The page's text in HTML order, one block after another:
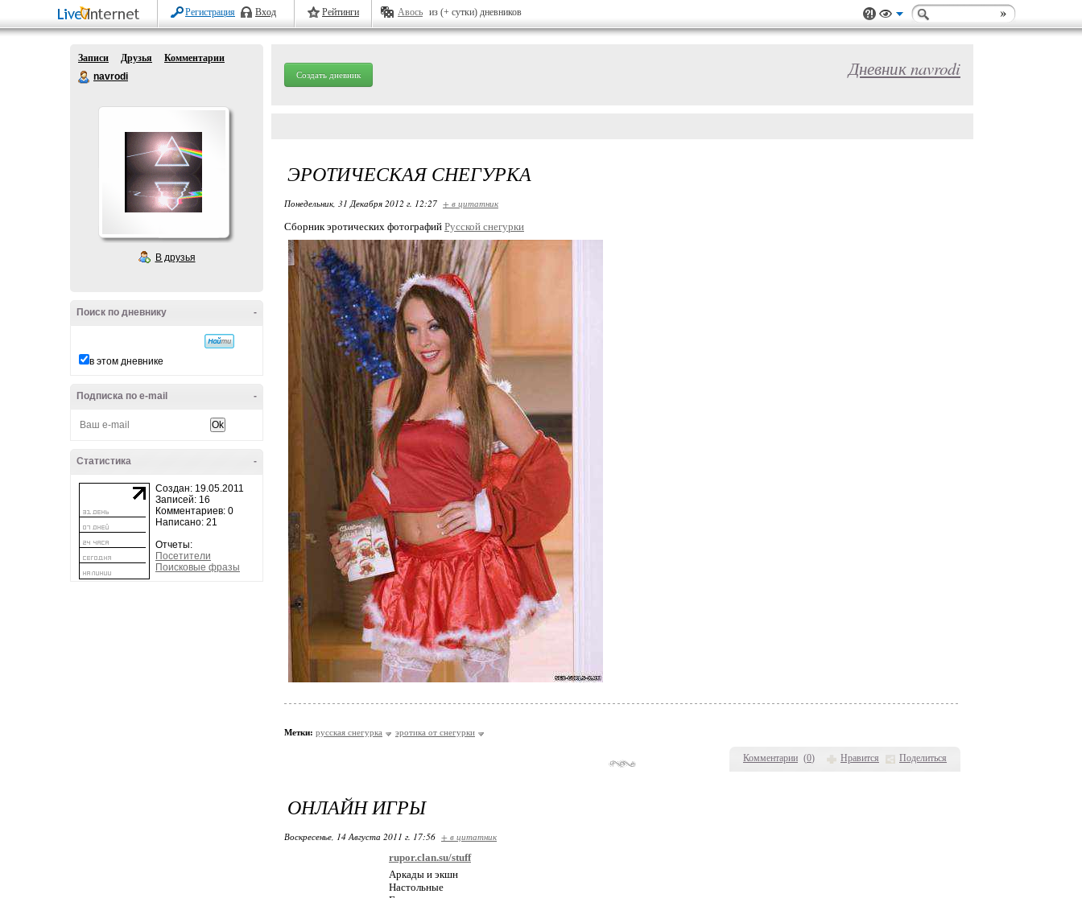
Регистрация Вход Рейтинги Авось из (+ сутки) дневников
Записи Друзья
Комментарии
navrodi
В друзья
-
Поиск по дневнику
в этом дневнике
-
Подписка по e-mail
-
Статистика
Создан: 19.05.2011
Записей: 16
Комментариев: 0
Написано: 21
Отчеты:
Посетители
Поисковые фразы
Создать дневник Дневник navrodi
Комментарии (0) Нравится Поделиться
ЭРОТИЧЕСКАЯ СНЕГУРКА
Понедельник, 31 Декабря 2012 г. 12:27 + в цитатник
Сборник эротических фотографий Русской снегурки
Метки: русская снегурка эротика от снегурки
ОНЛАЙН ИГРЫ
Воскресенье, 14 Августа 2011 г. 17:56 + в цитатник
rupor.clan.su/stuff
Аркады и экшн
Настольные